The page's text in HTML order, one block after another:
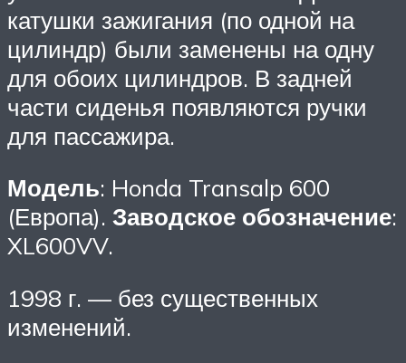
катушки зажигания (по одной на
цилиндр) были заменены на одну
для обоих цилиндров. В задней
части сиденья появляются ручки
для пассажира.
Модель: Honda Transalp 600
(Европа). Заводское обозначение:
XL600VV.
1998 г. — без существенных
изменений.